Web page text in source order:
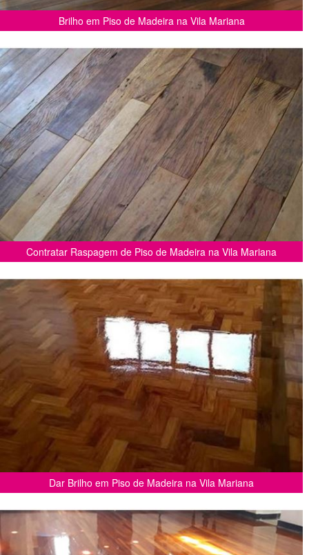
Brilho em Piso de Madeira na Vila Mariana
Contratar Raspagem de Piso de Madeira na Vila Mariana
Dar Brilho em Piso de Madeira na Vila Mariana